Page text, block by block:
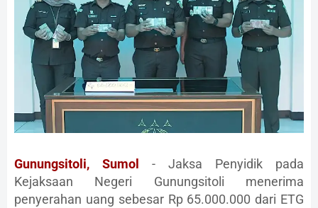
Gunungsitoli, Sumol
- Jaksa Penyidik pada
Kejaksaan Negeri Gunungsitoli menerima
penyerahan uang sebesar Rp 65.000.000 dari ETG